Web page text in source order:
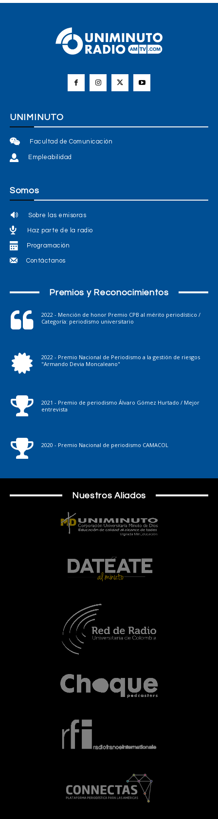
UNIMINUTO
Facultad de Comunicación
Empleabilidad
Somos
Sobre las emisoras
Haz parte de la radio
Programación
Contáctanos
Premios y Reconocimientos
2022 - Mención de honor Premio CPB al mérito periodístico /
Categoría: periodismo universitario
2022 - Premio Nacional de Periodismo a la gestión de riesgos
"Armando Devia Moncaleano"
2021 - Premio de periodismo Álvaro Gómez Hurtado / Mejor
entrevista
2020 - Premio Nacional de periodismo CAMACOL
Nuestros Aliados